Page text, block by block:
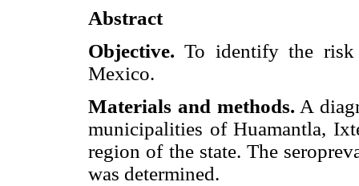
Abstract
Objective. To identify the
Mexico.
Materials and methods. A
municipalities of Huamantla,
region of the state. The
was determined.